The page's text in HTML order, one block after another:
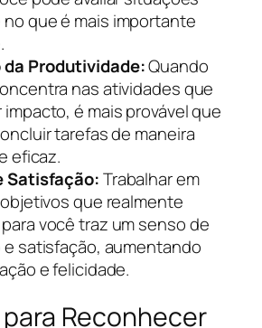
que é mais importante
Produtividade:Quando
nas atividades que
é mais provável que
tarefas de maneira
eficaz.
Satisfação:Trabalhar em
que realmente
você traz um senso de
satisfação, aumentando
e felicidade.
Reconhecer